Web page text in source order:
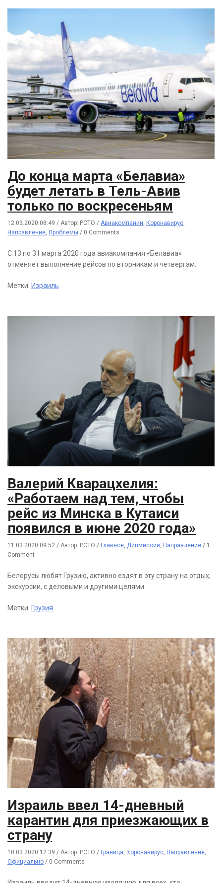
До конца марта «Белавиа»
будет летать в Тель-Авив
только по воскресеньям
12.03.2020 08:49 / Автор: РСТО / Авиакомпании, Коронавирус,
Направление, Проблемы / 0 Comments
С 13 по 31 марта 2020 года авиакомпания «Белавиа»
отменяет выполнение рейсов по вторникам и четвергам.
Метки: Израиль
Валерий Кварацхелия:
«Работаем над тем, чтобы
рейс из Минска в Кутаиси
появился в июне 2020 года»
11.03.2020 09:52 / Автор: РСТО / Главное Дипмиссии Направление / 1
Comment
Белорусы любят Грузию, активно ездят в эту страну на отдых,
экскурсии, с деловыми и другими целями.
Метки: Грузия
Израиль ввел 14-дневный
карантин для приезжающих в
страну
10.03.2020 12:39 / Автор: РСТО / Граница, Коронавирус, Направление,
Официально / 0 Comments